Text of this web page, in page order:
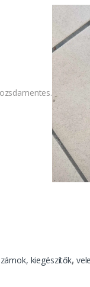
kiegészítők,